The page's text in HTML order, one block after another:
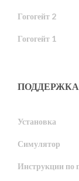
Гогогейт 2
Гогогейт 1
ПОДДЕРЖКА
Установка
Симулятор
Инструкции по